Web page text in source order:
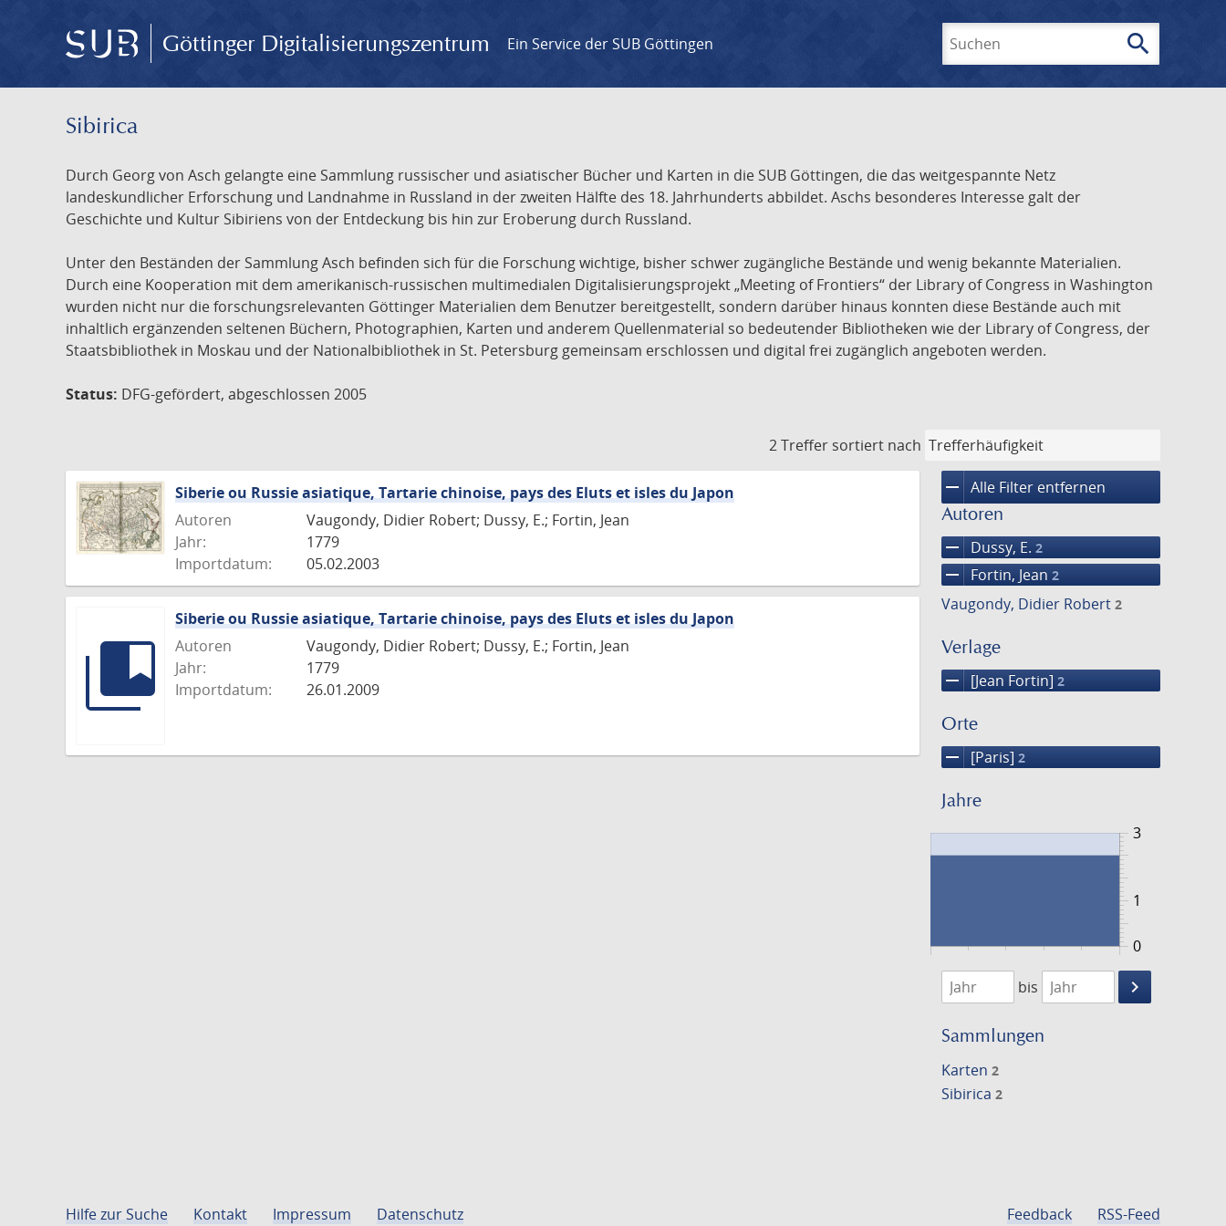
Göttinger Digitalisierungszentrum Ein Service der SUB Göttingen search
Sibirica
Durch Georg von Asch gelangte eine Sammlung russischer und asiatischer Bücher und Karten in die SUB Göttingen, die das weitgespannte Netz
landeskundlicher Erforschung und Landnahme in Russland in der zweiten Hälfte des 18. Jahrhunderts abbildet. Aschs besonderes Interesse galt der
Geschichte und Kultur Sibiriens von der Entdeckung bis hin zur Eroberung durch Russland.
Unter den Beständen der Sammlung Asch befinden sich für die Forschung wichtige, bisher schwer zugängliche Bestände und wenig bekannte Materialien.
Durch eine Kooperation mit dem amerikanisch-russischen multimedialen Digitalisierungsprojekt „Meeting of Frontiers“ der Library of Congress in Washington
wurden nicht nur die forschungsrelevanten Göttinger Materialien dem Benutzer bereitgestellt, sondern darüber hinaus konnten diese Bestände auch mit
inhaltlich ergänzenden seltenen Büchern, Photographien, Karten und anderem Quellenmaterial so bedeutender Bibliotheken wie der Library of Congress, der
Staatsbibliothek in Moskau und der Nationalbibliothek in St. Petersburg gemeinsam erschlossen und digital frei zugänglich angeboten werden.
Status: DFG-gefördert, abgeschlossen 2005
2 Treffer sortiert nach
remove Alle Filter entfernen
Autoren
remove Dussy, E. 2
remove Fortin, Jean 2
Vaugondy, Didier Robert 2
Verlage
remove [Jean Fortin] 2
Orte
remove [Paris] 2
Jahre
0
3
1
1779
1780
bis
keyboard_arrow_right
Suche
Sammlungen
Karten 2
Sibirica 2
Siberie ou Russie asiatique, Tartarie chinoise, pays des Eluts et isles du Japon
Autoren
Vaugondy, Didier Robert; Dussy, E.; Fortin, Jean
Jahr:
1779
Importdatum:
05.02.2003
Siberie ou Russie asiatique, Tartarie chinoise, pays des Eluts et isles du Japon
Autoren
Vaugondy, Didier Robert; Dussy, E.; Fortin, Jean
Jahr:
1779
Importdatum:
26.01.2009
Hilfe zur Suche Kontakt Impressum Datenschutz Feedback RSS-Feed